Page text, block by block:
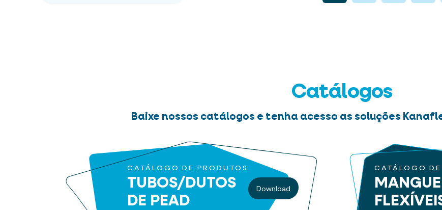
Catálogos
Baixe nossos catálogos e tenha acesso as soluções
CATÁLOGO DE PRODUTOS
TUBOS/DUTOS
DE PEAD
Download
CATÁLOGO DE